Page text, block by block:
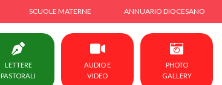
SCUOLE MATERNE ANNUARIO DIOCESANO
LETTERE
PASTORALI
AUDIO E
VIDEO
PHOTO
GALLERY